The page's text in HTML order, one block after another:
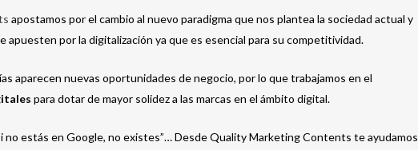
apostamos por el cambio al nuevo paradigma que nos plantea la sociedad actual y
apuesten por la digitalización ya que es esencial para su competitividad.
aparecen nuevas oportunidades de negocio, por lo que trabajamos en el
para dotar de mayor solidez a las marcas en el ámbito digital.
no estás en Google, no existes”… Desde Quality Marketing Contents te ayudamos